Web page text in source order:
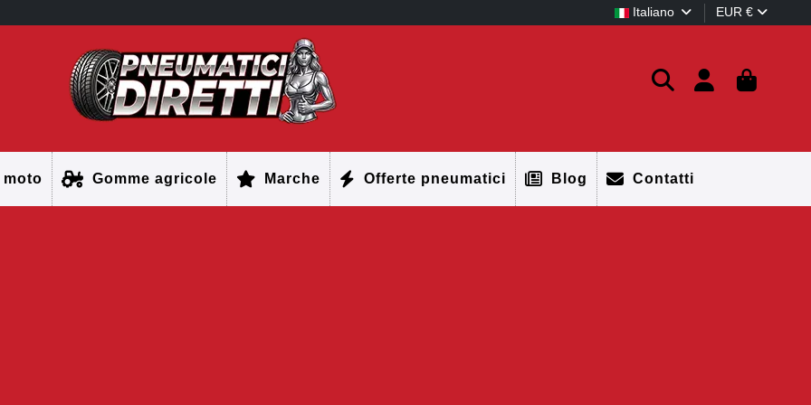
Italiano EUR €
moto Gomme agricole Marche Offerte pneumatici Blog Contatti